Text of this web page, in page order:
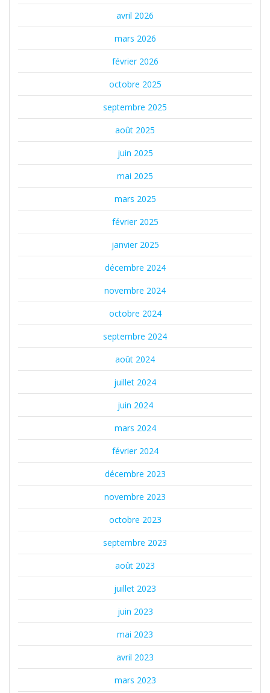
avril 2026
mars 2026
février 2026
octobre 2025
septembre 2025
août 2025
juin 2025
mai 2025
mars 2025
février 2025
janvier 2025
décembre 2024
novembre 2024
octobre 2024
septembre 2024
août 2024
juillet 2024
juin 2024
mars 2024
février 2024
décembre 2023
novembre 2023
octobre 2023
septembre 2023
août 2023
juillet 2023
juin 2023
mai 2023
avril 2023
mars 2023